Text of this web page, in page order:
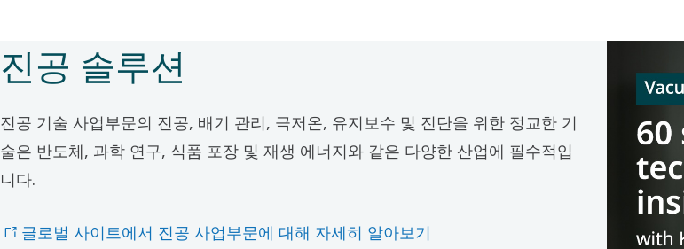
진공 솔루션
진공 기술 사업부문의 진공, 배기 관리, 극저온, 유지보수 및 진단을 위한 정교한 기
술은 반도체, 과학 연구, 식품 포장 및 재생 에너지와 같은 다양한 산업에 필수적입
니다.
글로벌 사이트에서 진공 사업부문에 대해 자세히 알아보기